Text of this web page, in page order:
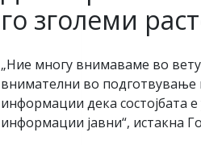
го зголеми
„Ние многу внимаваме во
внимателни во
информации дека состојбата
информации јавни“, истакна